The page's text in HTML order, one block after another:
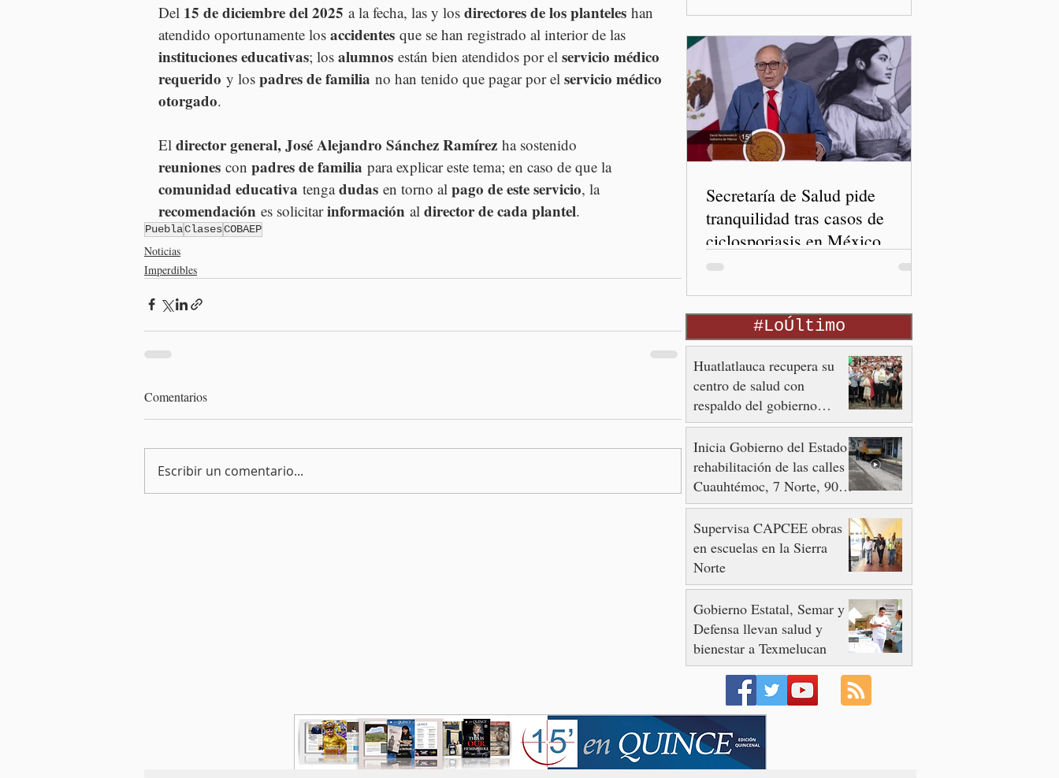
Del 15 de diciembre del 2025 a la fecha, las y los directores de los planteles han
atendido oportunamente los accidentes que se han registrado al interior de las
instituciones educativas; los alumnos están bien atendidos por el servicio médico
requerido y los padres de familia no han tenido que pagar por el servicio médico
otorgado.
El director general, José Alejandro Sánchez Ramírez ha sostenido
reuniones con padres de familia para explicar este tema; en caso de que la
comunidad educativa tenga dudas en torno al pago de este servicio, la
recomendación es solicitar información al director de cada plantel.
PueblaClasesCOBAEP
Noticias
Imperdibles
Comentarios
Escribir un comentario...
Secretaría de Salud pide
tranquilidad tras casos de
ciclosporiasis en México
#LoÚltimo
Huatlatlauca recupera su
centro de salud con
respaldo del gobierno
estatal
Inicia Gobierno del Estado
rehabilitación de las calles
Cuauhtémoc, 7 Norte, 90 y
88 Poniente
Supervisa CAPCEE obras
en escuelas en la Sierra
Norte
Gobierno Estatal, Semar y
Defensa llevan salud y
bienestar a Texmelucan